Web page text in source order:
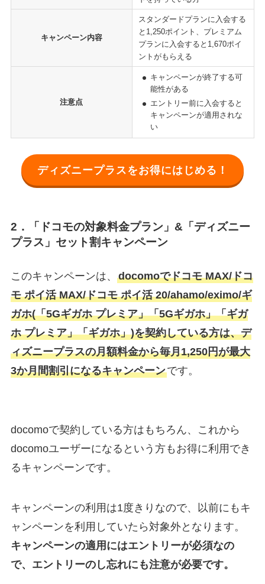
キャンペーン内容
スタンダードプランに入会する
と1,250ポイント、プレミアム
プランに入会すると1,670ポイ
ントがもらえる
注意点
キャンペーンが終了する可
能性がある
エントリー前に入会すると
キャンペーンが適用されな
い
ディズニープラスをお得にはじめる！
2．「ドコモの対象料金プラン」&「ディズニー
プラス」セット割キャンペーン
このキャンペーンは、 docomoでドコモ MAX/ドコ
モ ポイ活 MAX/ドコモ ポイ活 20/ahamo/eximo/ギ
ガホ(「5Gギガホ プレミア」「5Gギガホ」「ギガ
ホ プレミア」「ギガホ」)を契約している方は、デ
ィズニープラスの月額料金から毎月1,250円が最大
3か月間割引になるキャンペーンです。
docomoで契約している方はもちろん、これから
docomoユーザーになるという方もお得に利用でき
るキャンペーンです。
キャンペーンの利用は1度きりなので、以前にもキ
ャンペーンを利用していたら対象外となります。
キャンペーンの適用にはエントリーが必須なの
で、エントリーのし忘れにも注意が必要です。